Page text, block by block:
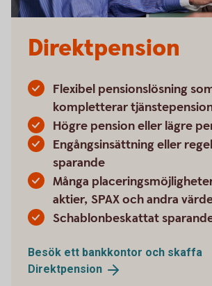
Direktpension
Flexibel pensionslösning
kompletterar
Högre pension eller lägre
Engångsinsättning eller
sparande
Många
aktier, SPAX och andra
Schablonbeskattat
Besök ett bankkontor och skaffa
Direktpension